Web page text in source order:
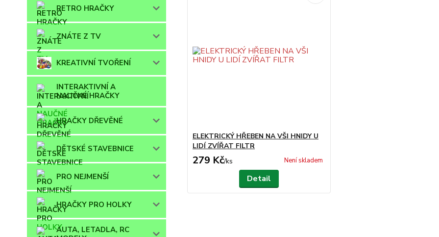
RETRO HRAČKY
ZNÁTE Z TV
KREATIVNÍ TVOŘENÍ
INTERAKTIVNÍ A
NAUČNÉ HRAČKY
HRAČKY DŘEVĚNÉ
DĚTSKÉ STAVEBNICE
PRO NEJMENŠÍ
HRAČKY PRO HOLKY
AUTA, LETADLA, RC
ELEKTRICKÝ HŘEBEN NA VŠI HNIDY U
LIDÍ ZVÍŘAT FILTR
279 Kč/ks Není skladem
Detail